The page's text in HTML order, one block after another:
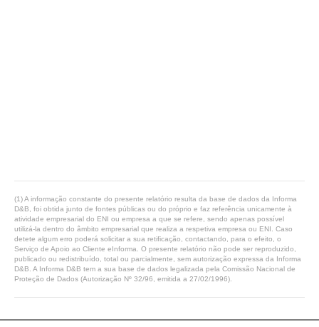
(1) A informação constante do presente relatório resulta da base de dados da Informa
D&B, foi obtida junto de fontes públicas ou do próprio e faz referência unicamente à
atividade empresarial do ENI ou empresa a que se refere, sendo apenas possível
utilizá-la dentro do âmbito empresarial que realiza a respetiva empresa ou ENI. Caso
detete algum erro poderá solicitar a sua retificação, contactando, para o efeito, o
Serviço de Apoio ao Cliente eInforma. O presente relatório não pode ser reproduzido,
publicado ou redistribuído, total ou parcialmente, sem autorização expressa da Informa
D&B. A Informa D&B tem a sua base de dados legalizada pela Comissão Nacional de
Proteção de Dados (Autorização Nº 32/96, emitida a 27/02/1996).